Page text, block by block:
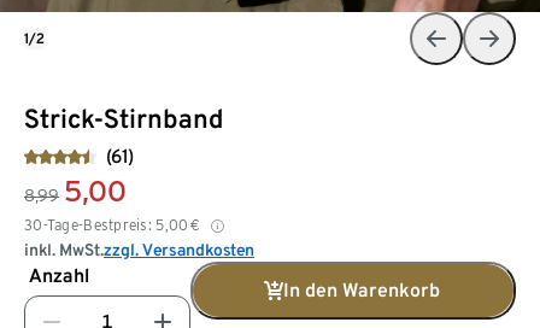
Strick-Stirnband
(61)
8,99 5,00
30-Tage-Bestpreis: 5,00 €
inkl. MwSt.zzgl. Versandkosten
Anzahl
In den Warenkorb
1/2